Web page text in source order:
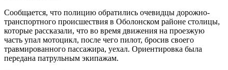
Сообщается, что полицию обратились очевидцы дорожно-
транспортного происшествия в Оболонском районе столицы,
которые рассказали, что во время движения на проезжую
часть упал мотоцикл, после чего пилот, бросив своего
травмированного пассажира, уехал. Ориентировка была
передана патрульным экипажам.